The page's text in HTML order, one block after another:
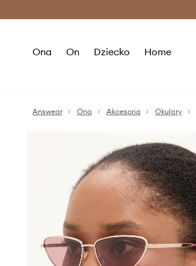
Ona On Dziecko Home
Answear Ona Akcesoria Okulary